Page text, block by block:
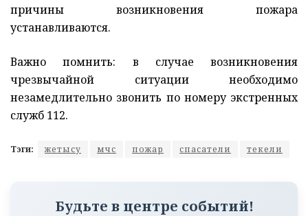
причины возникновения пожара
устанавливаются.
Важно помнить: в случае возникновения
чрезвычайной ситуации необходимо
незамедлительно звонить по номеру экстренных
служб 112.
Тэги: жетысу мчс пожар спасатели текели
Будьте в центре событий!